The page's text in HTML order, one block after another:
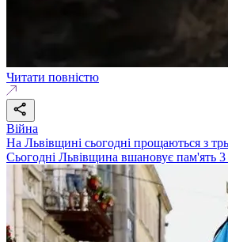
Читати повністю
Війна
На Львівщині сьогодні прощаються з
Сьогодні Львівщина вшановує пам'ять 3